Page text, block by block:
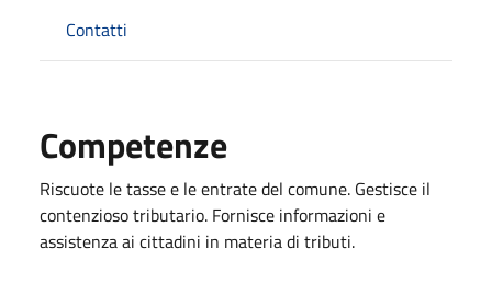
Contatti
Competenze
Riscuote le tasse e le entrate del comune. Gestisce il
contenzioso tributario. Fornisce informazioni e
assistenza ai cittadini in materia di tributi.